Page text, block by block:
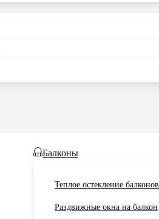
Балконы
Теплое остекление балконов
Раздвижные окна на балкон